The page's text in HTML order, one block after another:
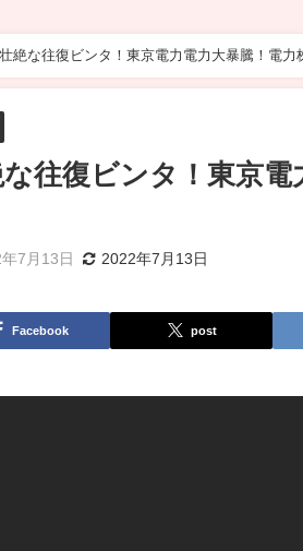
壮絶な往復ビンタ！東京電力電力大暴騰！電力
往復ビンタ！東京電
7月13日 2022年7月13日
Facebook post